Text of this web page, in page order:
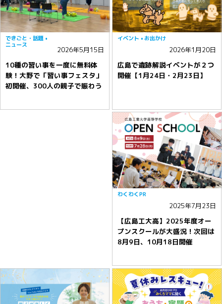
2026年5月15日
10種の習い事を一度に無料体
験！大野で「習い事フェスタ」
初開催、300人の親子で賑わう
できごと・話題
ニュース
2026年1月20日
広島で遺跡解説イベントが２つ
開催【1月24日・2月23日】
イベント お出かけ
2025年7月23日
【広島工大高】2025年度オー
プンスクールが大盛況！次回は
8月9日、10月18日開催
わくわくPR